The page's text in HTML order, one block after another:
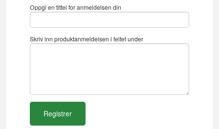
Oppgi en tittel for anmeldelsen din
Skriv inn produktanmeldelsen i feltet under